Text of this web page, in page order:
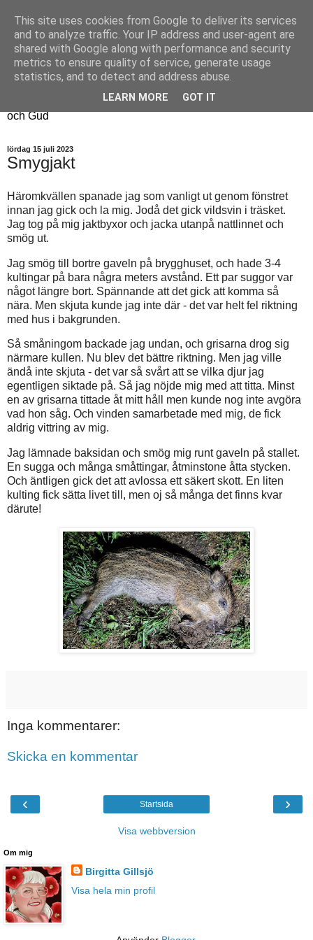
Fyren
Fyren finns för att sprida ljus i mörkret
För att påminna om guldkanterna i tillvaron
Här samsas jakt, hantverk, odling, och andra tankar om livet
och Gud
lördag 15 juli 2023
Smygjakt
Häromkvällen spanade jag som vanligt ut genom fönstret
innan jag gick och la mig. Jodå det gick vildsvin i träsket.
Jag tog på mig jaktbyxor och jacka utanpå nattlinnet och
smög ut.
Jag smög till bortre gaveln på brygghuset, och hade 3-4
kultingar på bara några meters avstånd. Ett par suggor var
något längre bort. Spännande att det gick att komma så
nära. Men skjuta kunde jag inte där - det var helt fel riktning
med hus i bakgrunden.
Så småningom backade jag undan, och grisarna drog sig
närmare kullen. Nu blev det bättre riktning. Men jag ville
ändå inte skjuta - det var så svårt att se vilka djur jag
egentligen siktade på. Så jag nöjde mig med att titta. Minst
en av grisarna tittade åt mitt håll men kunde nog inte avgöra
vad hon såg. Och vinden samarbetade med mig, de fick
aldrig vittring av mig.
Jag lämnade baksidan och smög mig runt gaveln på stallet.
En sugga och många småttingar, åtminstone åtta stycken.
Och äntligen gick det att avlossa ett säkert skott. En liten
kulting fick sätta livet till, men oj så många det finns kvar
därute!
Inga kommentarer:
Skicka en kommentar
‹ ›
Startsida
Visa webbversion
Om mig
Birgitta Gillsjö
Visa hela min profil
This site uses cookies from Google to deliver its services
and to analyze traffic. Your IP address and user-agent are
shared with Google along with performance and security
metrics to ensure quality of service, generate usage
statistics, and to detect and address abuse.
LEARN MORE GOT IT